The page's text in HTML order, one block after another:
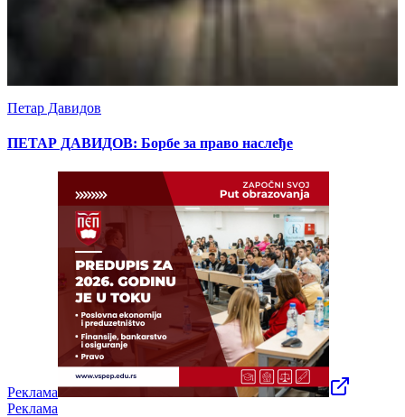
Петар Давидов
ПЕТАР ДАВИДОВ: Борбе за право наслеђе
Реклама
Реклама